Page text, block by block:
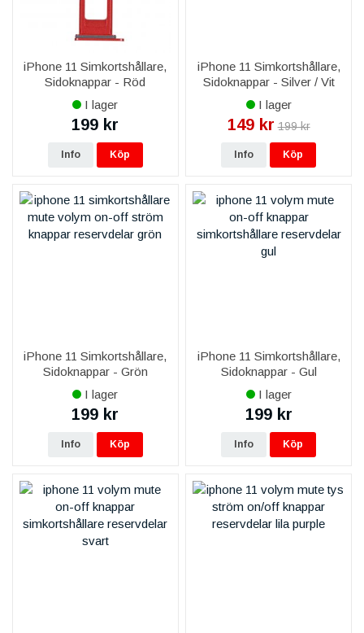
iPhone 11 Simkortshållare,
Sidoknappar - Röd
I lager
199 kr
Info Köp
iPhone 11 Simkortshållare,
Sidoknappar - Silver / Vit
I lager
149 kr 199 kr
Info Köp
iPhone 11 Simkortshållare,
Sidoknappar - Grön
I lager
199 kr
Info Köp
iPhone 11 Simkortshållare,
Sidoknappar - Gul
I lager
199 kr
Info Köp